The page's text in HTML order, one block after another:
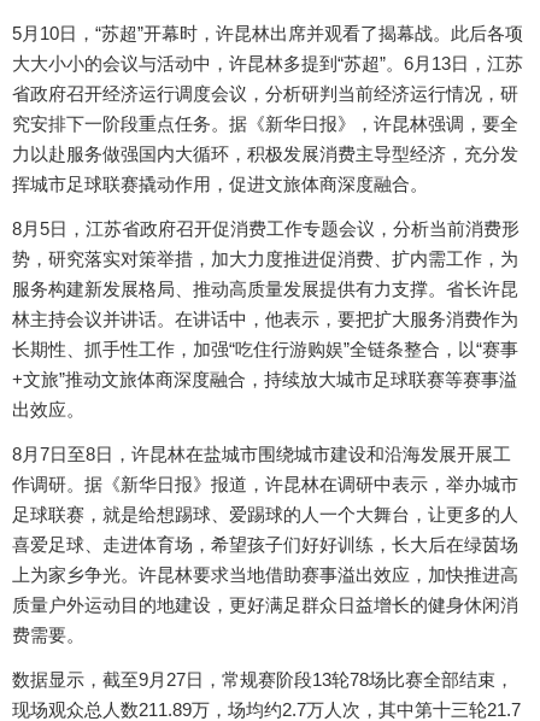
5月10日，“苏超”开幕时，许昆林出席并观看了揭幕战。此后各项
大大小小的会议与活动中，许昆林多提到“苏超”。6月13日，江苏
省政府召开经济运行调度会议，分析研判当前经济运行情况，研
究安排下一阶段重点任务。据《新华日报》，许昆林强调，要全
力以赴服务做强国内大循环，积极发展消费主导型经济，充分发
挥城市足球联赛撬动作用，促进文旅体商深度融合。
8月5日，江苏省政府召开促消费工作专题会议，分析当前消费形
势，研究落实对策举措，加大力度推进促消费、扩内需工作，为
服务构建新发展格局、推动高质量发展提供有力支撑。省长许昆
林主持会议并讲话。在讲话中，他表示，要把扩大服务消费作为
长期性、抓手性工作，加强“吃住行游购娱”全链条整合，以“赛事
+文旅”推动文旅体商深度融合，持续放大城市足球联赛等赛事溢
出效应。
8月7日至8日，许昆林在盐城市围绕城市建设和沿海发展开展工
作调研。据《新华日报》报道，许昆林在调研中表示，举办城市
足球联赛，就是给想踢球、爱踢球的人一个大舞台，让更多的人
喜爱足球、走进体育场，希望孩子们好好训练，长大后在绿茵场
上为家乡争光。许昆林要求当地借助赛事溢出效应，加快推进高
质量户外运动目的地建设，更好满足群众日益增长的健身休闲消
费需要。
数据显示，截至9月27日，常规赛阶段13轮78场比赛全部结束，
现场观众总人数211.89万，场均约2.7万人次，其中第十三轮21.7